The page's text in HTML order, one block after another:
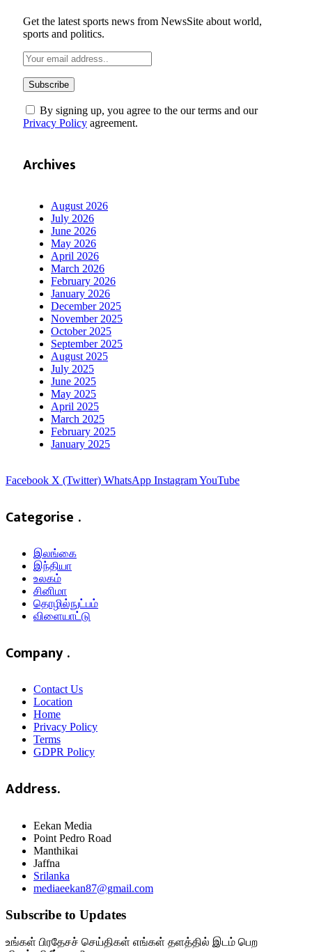
Get the latest sports news from NewsSite about world,
sports and politics.
By signing up, you agree to the our terms and our
Privacy Policy agreement.
Archives
August 2026
July 2026
June 2026
May 2026
April 2026
March 2026
February 2026
January 2026
December 2025
November 2025
October 2025
September 2025
August 2025
July 2025
June 2025
May 2025
April 2025
March 2025
February 2025
January 2025
Facebook X (Twitter) WhatsApp InstagramYouTube
Categorise .
இலங்கை
இந்தியா
உலகம்
சினிமா
தொழில்நுட்பம்
விளையாட்டு
Company .
Contact Us
Location
Home
Privacy Policy
Terms
GDPR Policy
Address.
Eekan Media
Point Pedro Road
Manthikai
Jaffna
Srilanka
mediaeekan87@gmail.com
Subscribe to Updates
உங்கள் பிரதேசச் செய்திகள் எங்கள் தளத்தில் இடம் பெற